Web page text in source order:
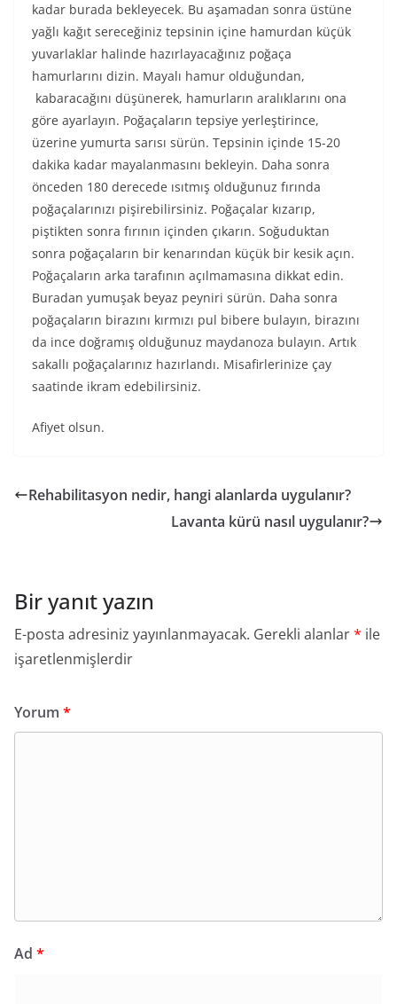
kadar burada bekleyecek. Bu aşamadan sonra üstüne
yağlı kağıt sereceğiniz tepsinin içine hamurdan küçük
yuvarlaklar halinde hazırlayacağınız poğaça
hamurlarını dizin. Mayalı hamur olduğundan,
kabaracağını düşünerek, hamurların aralıklarını ona
göre ayarlayın. Poğaçaların tepsiye yerleştirince,
üzerine yumurta sarısı sürün. Tepsinin içinde 15-20
dakika kadar mayalanmasını bekleyin. Daha sonra
önceden 180 derecede ısıtmış olduğunuz fırında
poğaçalarınızı pişirebilirsiniz. Poğaçalar kızarıp,
piştikten sonra fırının içinden çıkarın. Soğuduktan
sonra poğaçaların bir kenarından küçük bir kesik açın.
Poğaçaların arka tarafının açılmamasına dikkat edin.
Buradan yumuşak beyaz peyniri sürün. Daha sonra
poğaçaların birazını kırmızı pul bibere bulayın, birazını
da ince doğramış olduğunuz maydanoza bulayın. Artık
sakallı poğaçalarınız hazırlandı. Misafirlerinize çay
saatinde ikram edebilirsiniz.
Afiyet olsun.
Rehabilitasyon nedir, hangi alanlarda uygulanır?
Lavanta kürü nasıl uygulanır?
Bir yanıt yazın
E-posta adresiniz yayınlanmayacak. Gerekli alanlar* ile
işaretlenmişlerdir
Yorum *
Ad *